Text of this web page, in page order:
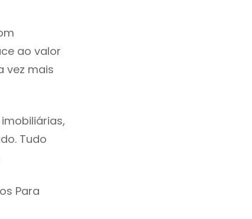
ao valor
vez mais
Tudo
Para